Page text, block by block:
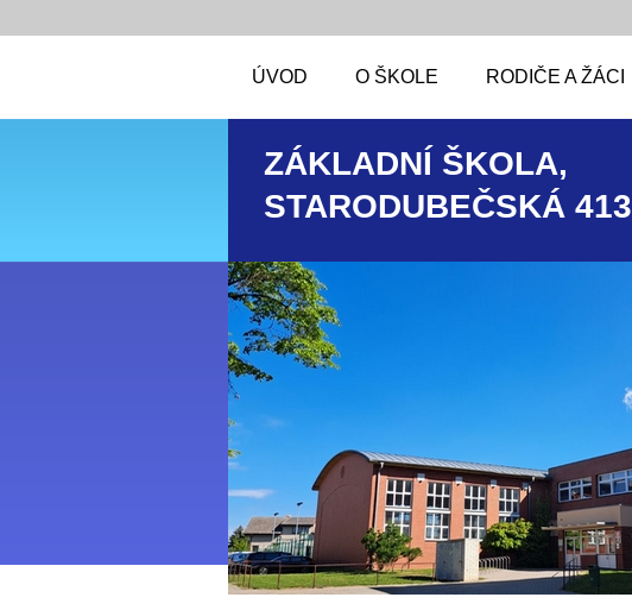
ÚVOD O ŠKOLE RODIČE A ŽÁCI
ZÁKLADNÍ ŠKOLA,
STARODUBEČSKÁ 413